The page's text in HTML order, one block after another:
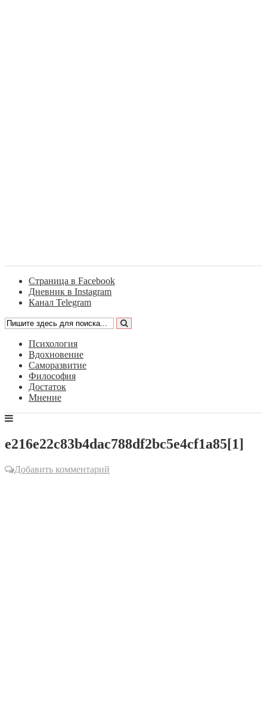
Страница в Facebook
Дневник в Instagram
Канал Telegram
Психология
Вдохновение
Саморазвитие
Философия
Достаток
Мнение
e216e22c83b4dac788df2bc5e4cf1a85[1]
Добавить комментарий